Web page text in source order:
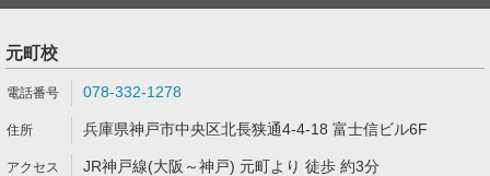
元町校
078-332-1278
兵庫県神戸市中央区北長狭通4-4-18 富士信ビル6F
JR神戸線(大阪～神戸) 元町より 徒歩 約3分